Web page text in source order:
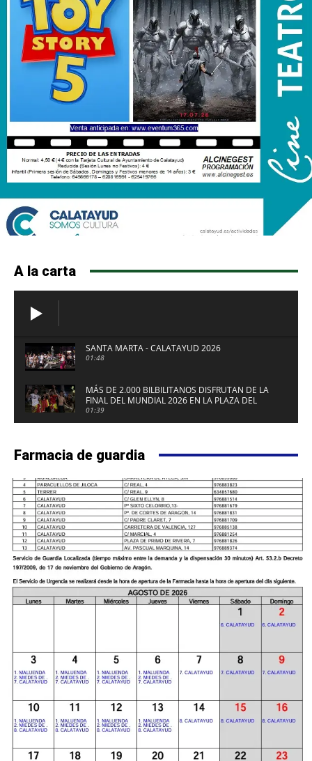
A la carta
SANTA MARTA - CALATAYUD 2026
01:48
MÁS DE 2.000 BILBILITANOS DISFRUTAN DE LA
FINAL DEL MUNDIAL 2026 EN LA PLAZA DEL
FUERTE DE CALATAYUD
01:39
Farmacia de guardia